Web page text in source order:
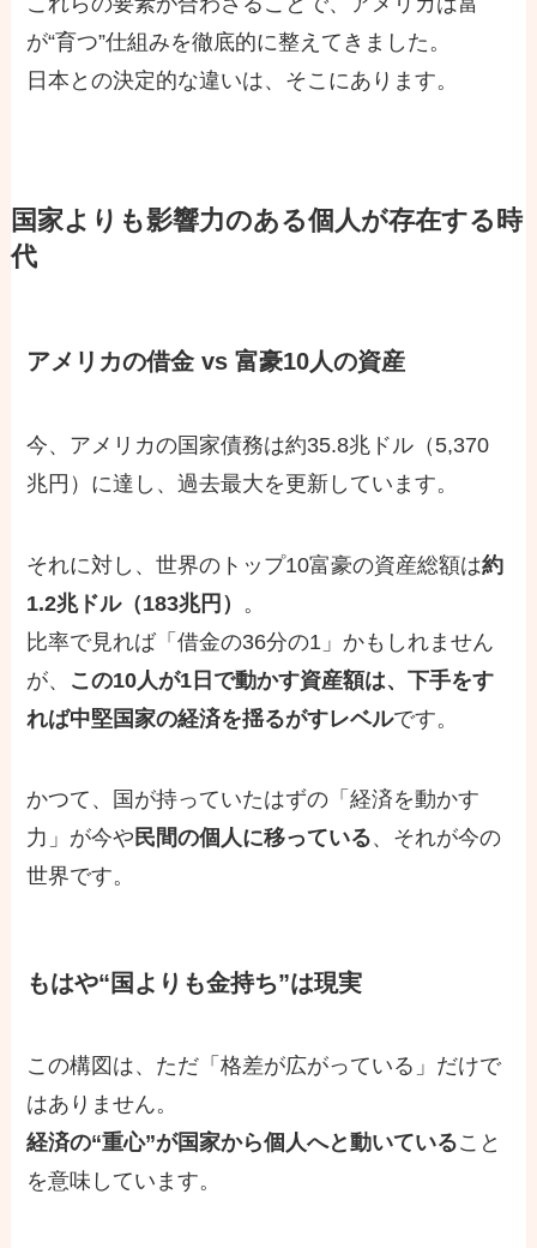
が“育つ”仕組みを徹底的に整えてきました。
日本との決定的な違いは、そこにあります。
国家よりも影響力のある個人が存在する時
代
アメリカの借金 vs 富豪10人の資産
今、アメリカの国家債務は約35.8兆ドル（5,370
兆円）に達し、過去最大を更新しています。
それに対し、世界のトップ10富豪の資産総額は約
1.2兆ドル（183兆円） 。
比率で見れば「借金の36分の1」かもしれません
が、 この10人が1日で動かす資産額は、下手をす
れば中堅国家の経済を揺るがすレベルです。
かつて、国が持っていたはずの「経済を動かす
力」が今や民間の個人に移っている、それが今の
世界です。
もはや“国よりも金持ち”は現実
この構図は、ただ「格差が広がっている」だけで
はありません。
経済の“重心”が国家から個人へと動いていること
を意味しています。